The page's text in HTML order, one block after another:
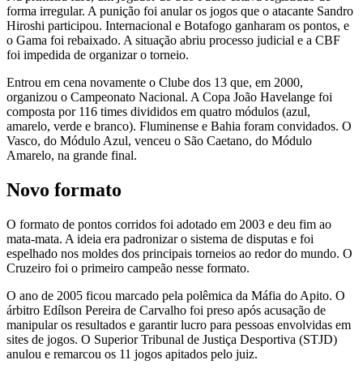
forma irregular. A punição foi anular os jogos que o atacante Sandro
Hiroshi participou. Internacional e Botafogo ganharam os pontos, e
o Gama foi rebaixado. A situação abriu processo judicial e a CBF
foi impedida de organizar o torneio.
Entrou em cena novamente o Clube dos 13 que, em 2000,
organizou o Campeonato Nacional. A Copa João Havelange foi
composta por 116 times divididos em quatro módulos (azul,
amarelo, verde e branco). Fluminense e Bahia foram convidados. O
Vasco, do Módulo Azul, venceu o São Caetano, do Módulo
Amarelo, na grande final.
Novo formato
O formato de pontos corridos foi adotado em 2003 e deu fim ao
mata-mata. A ideia era padronizar o sistema de disputas e foi
espelhado nos moldes dos principais torneios ao redor do mundo. O
Cruzeiro foi o primeiro campeão nesse formato.
O ano de 2005 ficou marcado pela polêmica da Máfia do Apito. O
árbitro Edílson Pereira de Carvalho foi preso após acusação de
manipular os resultados e garantir lucro para pessoas envolvidas em
sites de jogos. O Superior Tribunal de Justiça Desportiva (STJD)
anulou e remarcou os 11 jogos apitados pelo juiz.